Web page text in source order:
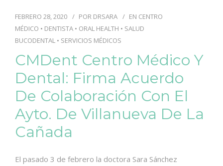
FEBRERO 28, 2020 POR DRSARA EN CENTRO
MÉDICO • DENTISTA • ORAL HEALTH • SALUD
BUCODENTAL • SERVICIOS MÉDICOS
CMDent Centro Médico Y
Dental: Firma Acuerdo
De Colaboración Con El
Ayto. De Villanueva De La
Cañada
El pasado 3 de febrero la doctora Sara Sánchez